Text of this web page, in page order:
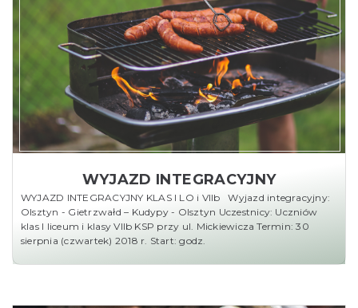
WYJAZD INTEGRACYJNY
WYJAZD INTEGRACYJNY KLAS I LO i VIIb Wyjazd integracyjny:
Olsztyn - Gietrzwałd – Kudypy - Olsztyn Uczestnicy: Uczniów
klas I liceum i klasy VIIb KSP przy ul. Mickiewicza Termin: 30
sierpnia (czwartek) 2018 r. Start: godz.